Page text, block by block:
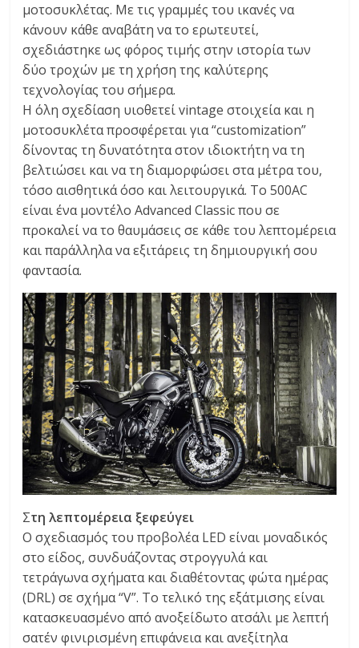
μοτοσυκλέτας. Με τις γραμμές του ικανές να
κάνουν κάθε αναβάτη να το ερωτευτεί,
σχεδιάστηκε ως φόρος τιμής στην ιστορία των
δύο τροχών με τη χρήση της καλύτερης
τεχνολογίας του σήμερα.
Η όλη σχεδίαση υιοθετεί vintage στοιχεία και η
μοτοσυκλέτα προσφέρεται για “customization”
δίνοντας τη δυνατότητα στον ιδιοκτήτη να τη
βελτιώσει και να τη διαμορφώσει στα μέτρα του,
τόσο αισθητικά όσο και λειτουργικά. To 500ΑC
είναι ένα μοντέλο Advanced Classic που σε
προκαλεί να το θαυμάσεις σε κάθε του λεπτομέρεια
και παράλληλα να εξιτάρεις τη δημιουργική σου
φαντασία.
Στη λεπτομέρεια ξεφεύγει
Ο σχεδιασμός του προβολέα LED είναι μοναδικός
στο είδος, συνδυάζοντας στρογγυλά και
τετράγωνα σχήματα και διαθέτοντας φώτα ημέρας
(DRL) σε σχήμα “V”. Το τελικό της εξάτμισης είναι
κατασκευασμένο από ανοξείδωτο ατσάλι με λεπτή
σατέν φινιρισμένη επιφάνεια και ανεξίτηλα